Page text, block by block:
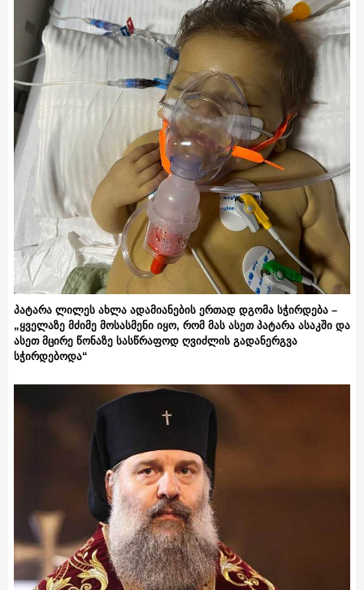
პატარა ლილეს ახლა ადამიანების ერთად დგომა სჭირდება –
„ყველაზე მძიმე მოსასმენი იყო, რომ მას ასეთ პატარა ასაკში და
ასეთ მცირე წონაზე სასწრაფოდ ღვიძლის გადანერგვა
სჭირდებოდა“